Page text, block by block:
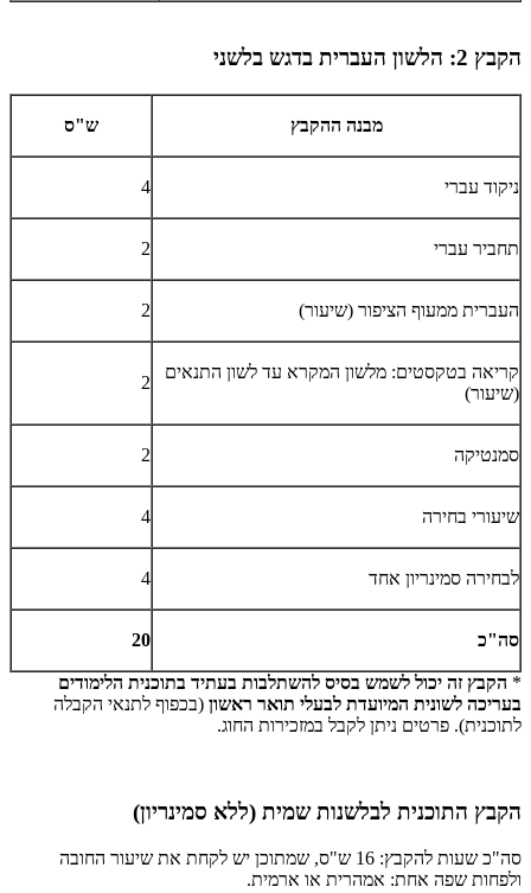
הקבץ 2: הלשון העברית בדגש בלשני
מבנה ההקבץ ש"ס
ניקוד עברי 4
תחביר עברי 2
העברית ממעוף הציפור (שיעור) 2
קריאה בטקסטים: מלשון המקרא עד לשון התנאים
(שיעור)
2
סמנטיקה 2
שיעורי בחירה 4
לבחירה סמינריון אחד 4
סה"כ 20
* הקבץ זה יכול לשמש בסיס להשתלבות בעתיד בתוכנית הלימודים
בעריכה לשונית המיועדת לבעלי תואר ראשון (בכפוף לתנאי הקבלה
לתוכנית). פרטים ניתן לקבל במזכירות החוג.
הקבץ התוכנית לבלשנות שמית (ללא סמינריון)
סה"כ שעות להקבץ: 16 ש"ס, שמתוכן יש לקחת את שיעור החובה
ולפחות שפה אחת: אמהרית או ארמית.